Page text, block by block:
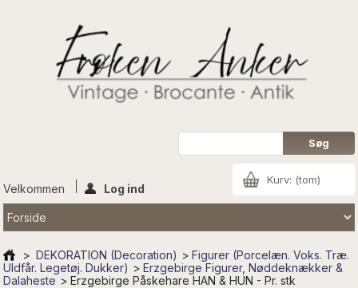
Kurv: (tom)
Velkommen Log ind
> DEKORATION (Decoration) > Figurer (Porcelæn. Voks. Træ.
Uldfår. Legetøj. Dukker) > Erzgebirge Figurer, Nøddeknækker &
Dalaheste > Erzgebirge Påskehare HAN & HUN - Pr. stk